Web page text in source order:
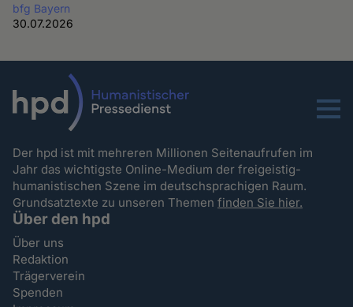
bfg Bayern
30.07.2026
Menu
Der hpd ist mit mehreren Millionen Seitenaufrufen im
Jahr das wichtigste Online-Medium der freigeistig-
humanistischen Szene im deutschsprachigen Raum.
Grundsatztexte zu unseren Themenfinden Sie hier.
Über den hpd
Über uns
Redaktion
Trägerverein
Spenden